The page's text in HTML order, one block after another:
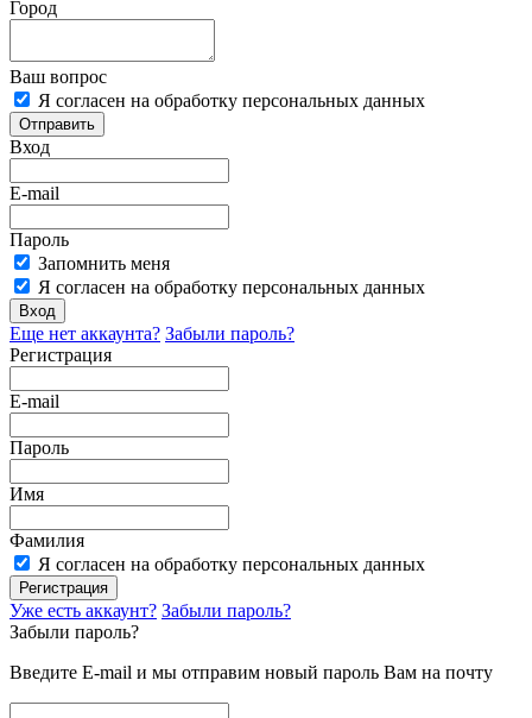
Город
Ваш вопрос
Я согласен на обработку персональных данных
Отправить
Вход
E-mail
Пароль
Запомнить меня
Я согласен на обработку персональных данных
Вход
Еще нет аккаунта? Забыли пароль?
Регистрация
E-mail
Пароль
Имя
Фамилия
Я согласен на обработку персональных данных
Регистрация
Уже есть аккаунт? Забыли пароль?
Забыли пароль?
Введите E-mail и мы отправим новый пароль Вам на почту